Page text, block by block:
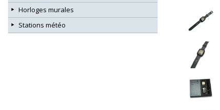
Horloges murales
Stations météo